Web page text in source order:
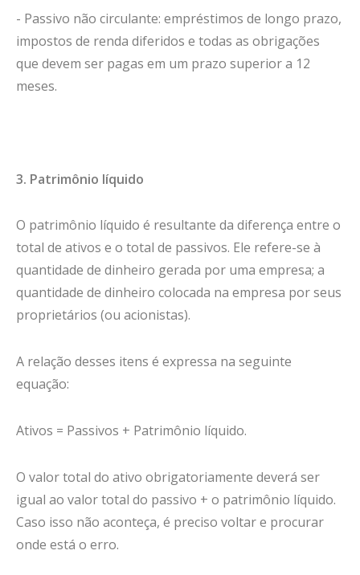
- Passivo não circulante: empréstimos de longo prazo,
impostos de renda diferidos e todas as obrigações
que devem ser pagas em um prazo superior a 12
meses.
3. Patrimônio líquido
O patrimônio líquido é resultante da diferença entre o
total de ativos e o total de passivos. Ele refere-se à
quantidade de dinheiro gerada por uma empresa; a
quantidade de dinheiro colocada na empresa por seus
proprietários (ou acionistas).
A relação desses itens é expressa na seguinte
equação:
Ativos = Passivos + Patrimônio líquido.
O valor total do ativo obrigatoriamente deverá ser
igual ao valor total do passivo + o patrimônio líquido.
Caso isso não aconteça, é preciso voltar e procurar
onde está o erro.